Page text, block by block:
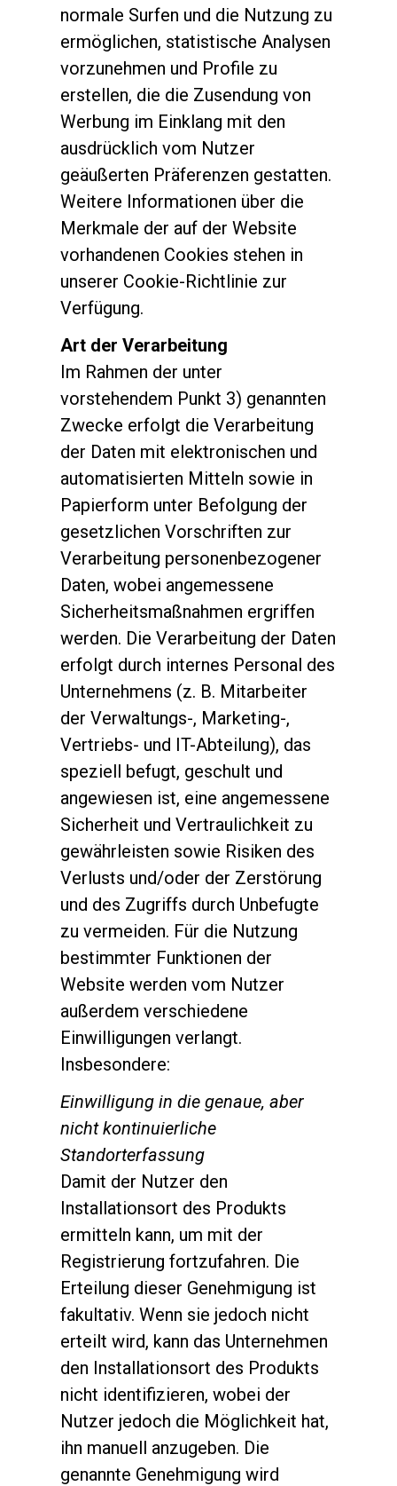
normale Surfen und die Nutzung zu
ermöglichen, statistische Analysen
vorzunehmen und Profile zu
erstellen, die die Zusendung von
Werbung im Einklang mit den
ausdrücklich vom Nutzer
geäußerten Präferenzen gestatten.
Weitere Informationen über die
Merkmale der auf der Website
vorhandenen Cookies stehen in
unserer Cookie-Richtlinie zur
Verfügung.
Art der Verarbeitung
Im Rahmen der unter
vorstehendem Punkt 3) genannten
Zwecke erfolgt die Verarbeitung
der Daten mit elektronischen und
automatisierten Mitteln sowie in
Papierform unter Befolgung der
gesetzlichen Vorschriften zur
Verarbeitung personenbezogener
Daten, wobei angemessene
Sicherheitsmaßnahmen ergriffen
werden. Die Verarbeitung der Daten
erfolgt durch internes Personal des
Unternehmens (z. B. Mitarbeiter
der Verwaltungs-, Marketing-,
Vertriebs- und IT-Abteilung), das
speziell befugt, geschult und
angewiesen ist, eine angemessene
Sicherheit und Vertraulichkeit zu
gewährleisten sowie Risiken des
Verlusts und/oder der Zerstörung
und des Zugriffs durch Unbefugte
zu vermeiden. Für die Nutzung
bestimmter Funktionen der
Website werden vom Nutzer
außerdem verschiedene
Einwilligungen verlangt.
Insbesondere:
Einwilligung in die genaue, aber
nicht kontinuierliche
Standorterfassung
Damit der Nutzer den
Installationsort des Produkts
ermitteln kann, um mit der
Registrierung fortzufahren. Die
Erteilung dieser Genehmigung ist
fakultativ. Wenn sie jedoch nicht
erteilt wird, kann das Unternehmen
den Installationsort des Produkts
nicht identifizieren, wobei der
Nutzer jedoch die Möglichkeit hat,
ihn manuell anzugeben. Die
genannte Genehmigung wird